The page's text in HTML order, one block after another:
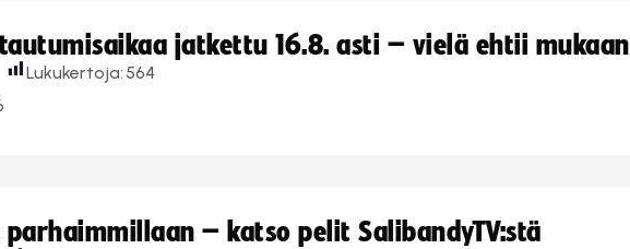
jatkettu 16.8. asti – vielä ehtii mukaan
Lukukertoja: 564
– katso pelit SalibandyTV:stä